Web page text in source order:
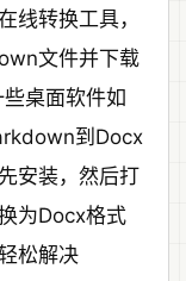
线转换工具，
文件并下载
桌面软件如
到Docx
安装，然后打
为Docx格式
松解决